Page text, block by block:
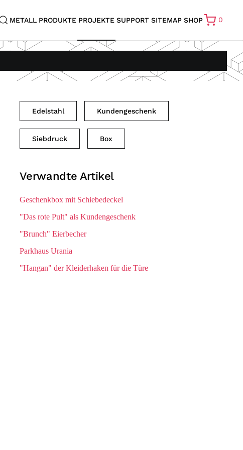
METALL PRODUKTE PROJEKTE SUPPORT SITEMAP SHOP 0
Edelstahl Kundengeschenk
Siebdruck Box
Verwandte Artikel
Geschenkbox mit Schiebedeckel
"Das rote Pult" als Kundengeschenk
"Brunch" Eierbecher
Parkhaus Urania
"Hangan" der Kleiderhaken für die Türe